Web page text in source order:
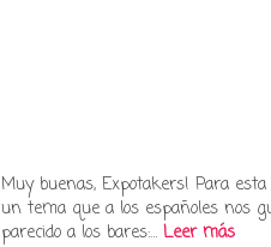
Muy buenas, Expotakers! Para
un tema que a los españoles nos
parecido a los bares:…Leer más